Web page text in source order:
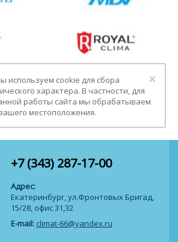
×
используем cookie для сбора
характера. В частности, для
работы сайта мы обрабатываем
местоположения.
+7 (343) 287-17-00
Адрес:
Екатеринбург, ул.Фронтовых Бригад,
15/28, офис 31,32
E-mail: climat-66@yandex.ru